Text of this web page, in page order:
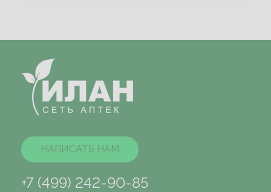
НАПИСАТЬ НАМ
+7 (499) 242-90-85